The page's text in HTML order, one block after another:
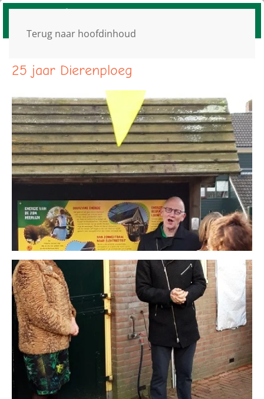
Terug naar hoofdinhoud
25 jaar Dierenploeg